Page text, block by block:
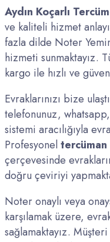
Aydın Koçarlı
ve kaliteli hizmet
fazla dilde Noter
hizmeti sunmaktayız.
kargo ile hızlı ve
Evraklarınızı bize
telefonunuz,
sistemi aracılığıyla
Profesyoneltercüman
çerçevesinde
doğru çeviriyi
Noter onaylı veya
karşılamak üzere,
sağlamaktayız.